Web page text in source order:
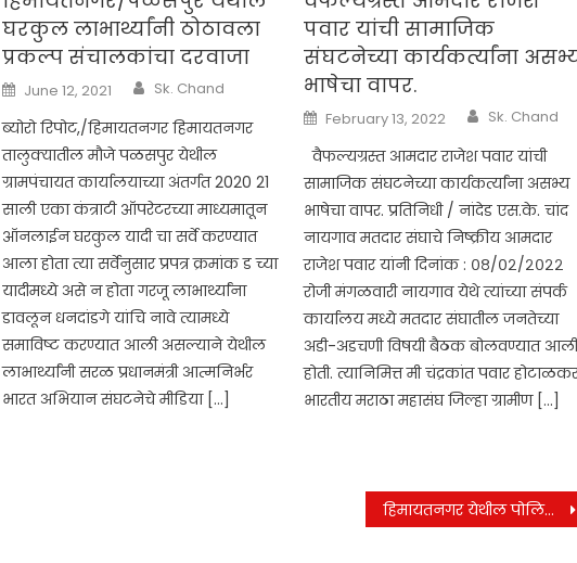
घरकुल लाभार्थ्यांनी ठोठावला
प्रकल्प संचालकांचा दरवाजा
Posted
on
June 12, 2021 Author
Sk. Chand
ब्योरो रिपोट,/हिमायतनगर हिमायतनगर
तालुक्यातील मौजे पळसपुर येथील
ग्रामपंचायत कार्यालयाच्या अंतर्गत 2020 21
साली एका कंत्राटी ऑपरेटरच्या माध्यमातून
ऑनलाईन घरकुल यादी चा सर्वे करण्यात
आला होता त्या सर्वेनुसार प्रपत्र क्रमांक ड च्या
यादीमध्ये असे न होता गरजू लाभार्थ्यांना
डावलून धनदांडगे यांचि नावे त्यामध्ये
समाविष्ट करण्यात आली असल्याने येथील
लाभार्थ्यांनी सरळ प्रधानमंत्री आत्मनिर्भर
भारत अभियान संघटनेचे मीडिया […]
पवार यांची सामाजिक
संघटनेच्या कार्यकर्त्यांना
भाषेचा वापर.
Posted
on
February 13, 2022 Author
Sk. Chand
वैफल्यग्रस्त आमदार राजेश पवार यांची
सामाजिक संघटनेच्या कार्यकर्त्यांना असभ्य
भाषेचा वापर. प्रतिनिधी / नांदेड एस.के. चांद
नायगाव मतदार संघाचे निष्क्रीय आमदार
राजेश पवार यांनी दिनांक : ०८/०२/२०२२
रोजी मंगळवारी नायगाव येथे त्यांच्या संपर्क
कार्यालय मध्ये मतदार संघातील जनतेच्या
अडी-अडचणी विषयी बैठक बोलवण्यात
होती. त्यानिमित्त मी चंद्रकांत पवार
भारतीय मराठा महासंघ जिल्हा ग्रामीण […]
हिमायतनगर येथील पोलिसाची कामगिरी बैल जोड़ी चोरी उघड़किस आरोपी अटक